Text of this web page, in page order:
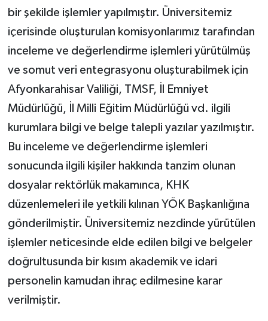
bir şekilde işlemler yapılmıştır. Üniversitemiz
içerisinde oluşturulan komisyonlarımız tarafından
inceleme ve değerlendirme işlemleri yürütülmüş
ve somut veri entegrasyonu oluşturabilmek için
Afyonkarahisar Valiliği, TMSF, İl Emniyet
Müdürlüğü, İl Milli Eğitim Müdürlüğü vd. ilgili
kurumlara bilgi ve belge talepli yazılar yazılmıştır.
Bu inceleme ve değerlendirme işlemleri
sonucunda ilgili kişiler hakkında tanzim olunan
dosyalar rektörlük makamınca, KHK
düzenlemeleri ile yetkili kılınan YÖK Başkanlığına
gönderilmiştir. Üniversitemiz nezdinde yürütülen
işlemler neticesinde elde edilen bilgi ve belgeler
doğrultusunda bir kısım akademik ve idari
personelin kamudan ihraç edilmesine karar
verilmiştir.